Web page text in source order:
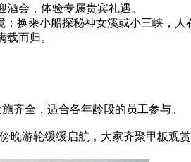
会，体验专属贵宾礼遇。
换乘小船探秘神女溪或小三峡，人
而归。
齐全，适合各年龄段的员工参与。
晚游轮缓缓启航，大家齐聚甲板